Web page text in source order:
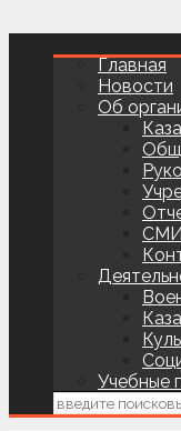
Главная
Новости
Об
СМИ
Учебные